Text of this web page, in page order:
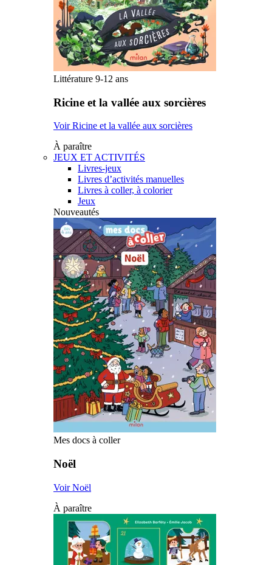
Littérature 9-12 ans
Ricine et la vallée aux sorcières
Voir Ricine et la vallée aux sorcières
À paraître
JEUX ET ACTIVITÉS
Livres-jeux
Livres d’activités manuelles
Livres à coller, à colorier
Jeux
Nouveautés
Mes docs à coller
Noël
Voir Noël
À paraître